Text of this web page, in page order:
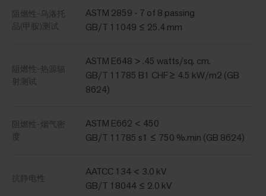
阻燃性-乌洛托
品(甲胺)测试
ASTM 2859 - 7 of 8 passing
GB/T 11049 ≤ 25.4 mm
阻燃性-热源辐
射测试
ASTM E648 > .45 watts/sq. cm.
GB/T 11785 B1 CHF≥ 4.5 kW/m2 (GB
8624)
阻燃性-烟气密
度
ASTM E662 < 450
GB/T 11785 s1 ≤ 750 %.min (GB 8624)
抗静电性
AATCC 134 < 3.0 kV
GB/T 18044 ≤ 2.0 kV